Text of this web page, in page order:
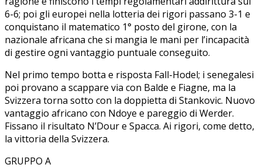
6-6; poi gli europei nella lotteria dei rigori passano 3-1 e
conquistano il matematico 1° posto del girone, con la
nazionale africana che si mangia le mani per l’incapacità
di gestire ogni vantaggio puntuale conseguito.
Nel primo tempo botta e risposta Fall-Hodel; i senegalesi
poi provano a scappare via con Balde e Fiagne, ma la
Svizzera torna sotto con la doppietta di Stankovic. Nuovo
vantaggio africano con Ndoye e pareggio di Werder.
Fissano il risultato N’Dour e Spacca. Ai rigori, come detto,
la vittoria della Svizzera.
GRUPPO A